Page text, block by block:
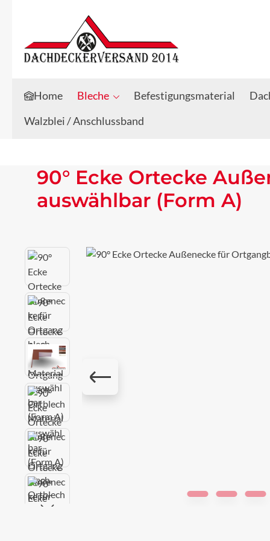
Zum Hauptinhalt springen
Zur Suche springen
Home Bleche Befestigungsmaterial
Walzblei / Anschlussband
90° Ecke Ortecke
auswählbar (Form A)
Bildergalerie überspringen